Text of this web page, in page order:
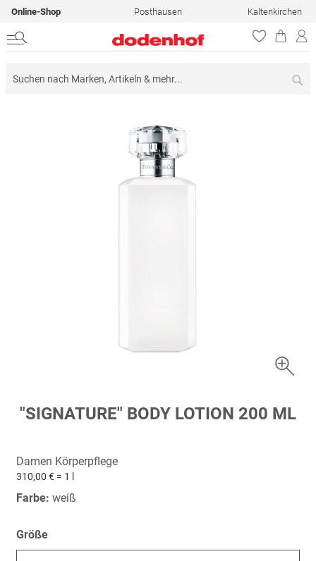
Online-Shop Posthausen Kaltenkirchen
Zum
Anfang
springen
"SIGNATURE" BODY LOTION 200 ML
Damen Körperpflege
310,00 € = 1 l
Farbe: weiß
Größe